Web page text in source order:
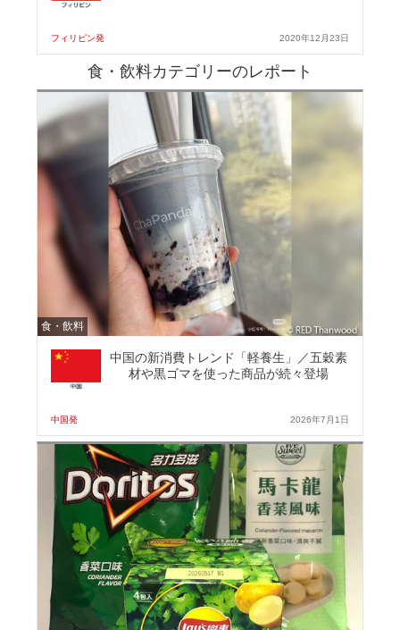
フィリピン発 2020年12月23日
食・飲料カテゴリーのレポート
食・飲料
中国の新消費トレンド「軽養生」／五穀素
材や黒ゴマを使った商品が続々登場
中国発 2026年7月1日